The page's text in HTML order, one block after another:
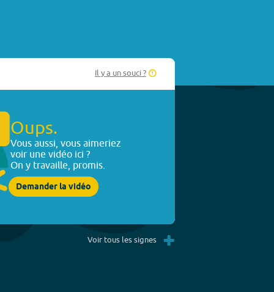
Il y a un souci ?
Oups.
Vous aussi, vous aimeriez
voir une vidéo ici ?
On y travaille, promis.
Demander la vidéo
Voir tous les signes +